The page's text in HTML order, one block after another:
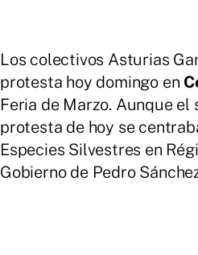
Los colectivos Asturias
protesta hoy domingo en
Feria de Marzo. Aunque
protesta de hoy se
Especies Silvestres en
Gobierno de Pedro